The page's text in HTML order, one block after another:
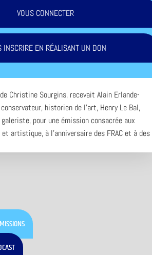
VOUS CONNECTER
INSCRIRE EN RÉALISANT UN DON
Christine Sourgins, recevait Alain Erlande-
historien de l’art, Henry Le Bal,
pour une émission consacrée aux
artistique, à l’anniversaire des FRAC et à des